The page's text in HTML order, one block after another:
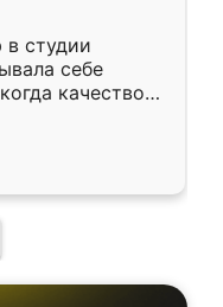
в студии
себе
качеством
уже почти